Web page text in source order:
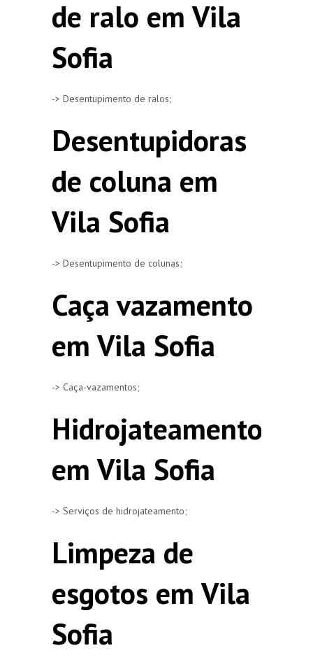
de ralo em Vila
Sofia
-> Desentupimento de ralos;
Desentupidoras
de coluna em
Vila Sofia
-> Desentupimento de colunas;
Caça vazamento
em Vila Sofia
-> Caça-vazamentos;
Hidrojateamento
em Vila Sofia
-> Serviços de hidrojateamento;
Limpeza de
esgotos em Vila
Sofia